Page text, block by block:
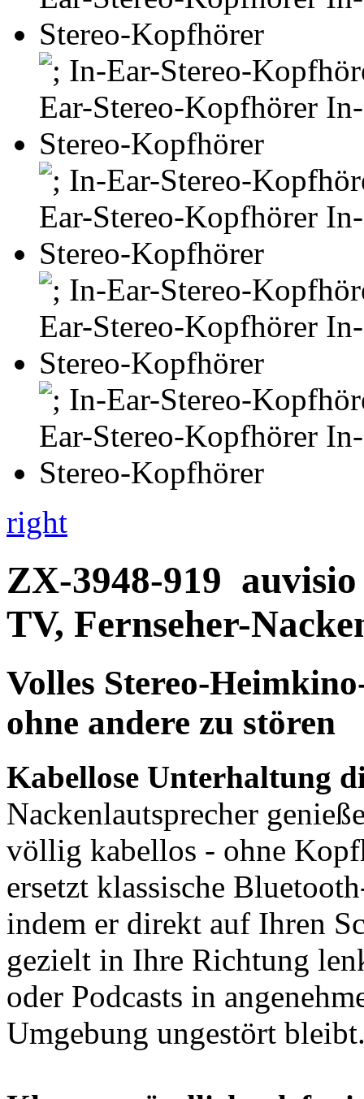
right
ZX-3948-919
TV, Fernseher-
Volles Stereo-
ohne andere zu stören
Kabellose Unterhaltung
Nackenlautsprecher
völlig kabellos - ohne
ersetzt klassische
indem er direkt auf Ihren
gezielt in Ihre Richtung
oder Podcasts in
Umgebung ungestört